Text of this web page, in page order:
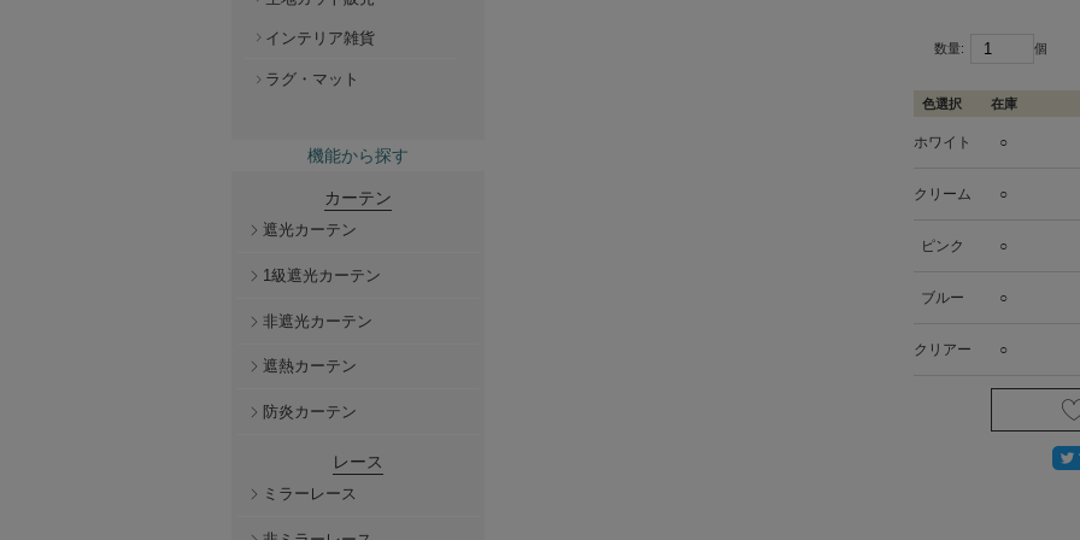
数量: 個
色選択 在庫
ホワイト ○
クリーム ○
ピンク ○
ブルー ○
クリアー ○
インテリア雑貨
ラグ・マット
機能から探す
カーテン
遮光カーテン
1級遮光カーテン
非遮光カーテン
遮熱カーテン
防炎カーテン
レース
ミラーレース